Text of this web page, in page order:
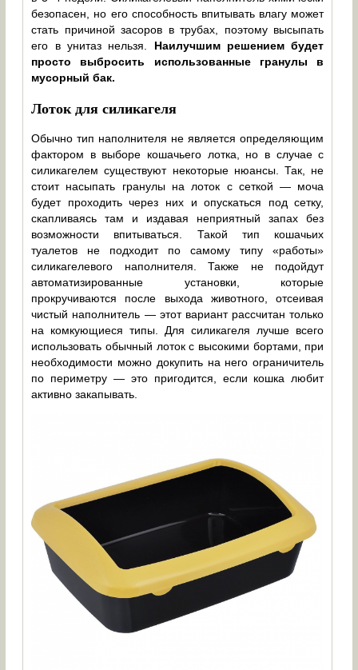
безопасен, но его способность впитывать влагу может
стать причиной засоров в трубах, поэтому высыпать
его в унитаз нельзя. Наилучшим решением будет
просто выбросить использованные гранулы в
мусорный бак.
Лоток для силикагеля
Обычно тип наполнителя не является определяющим
фактором в выборе кошачьего лотка, но в случае с
силикагелем существуют некоторые нюансы. Так, не
стоит насыпать гранулы на лоток с сеткой — моча
будет проходить через них и опускаться под сетку,
скапливаясь там и издавая неприятный запах без
возможности впитываться. Такой тип кошачьих
туалетов не подходит по самому типу «работы»
силикагелевого наполнителя. Также не подойдут
автоматизированные установки, которые
прокручиваются после выхода животного, отсеивая
чистый наполнитель — этот вариант рассчитан только
на комкующиеся типы. Для силикагеля лучше всего
использовать обычный лоток с высокими бортами, при
необходимости можно докупить на него ограничитель
по периметру — это пригодится, если кошка любит
активно закапывать.